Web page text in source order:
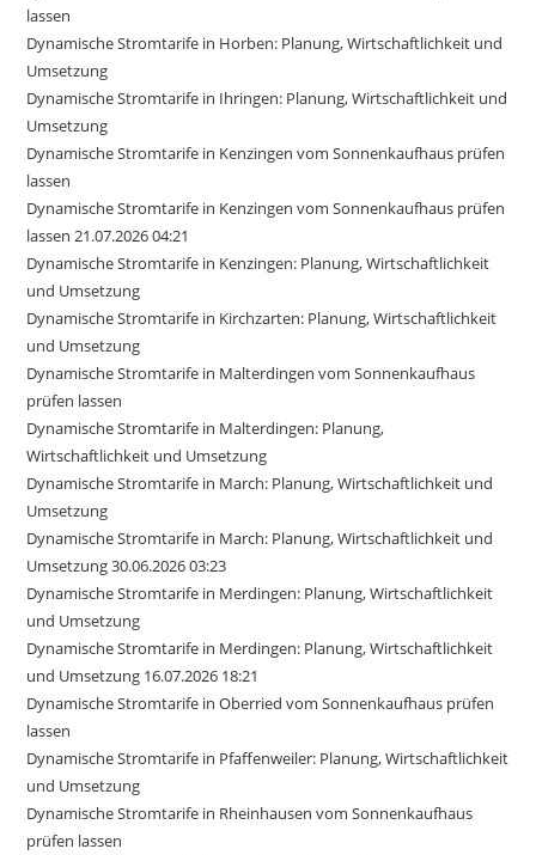
lassen
Dynamische Stromtarife in Horben: Planung, Wirtschaftlichkeit und
Umsetzung
Dynamische Stromtarife in Ihringen: Planung, Wirtschaftlichkeit und
Umsetzung
Dynamische Stromtarife in Kenzingen vom Sonnenkaufhaus prüfen
lassen
Dynamische Stromtarife in Kenzingen vom Sonnenkaufhaus prüfen
lassen 21.07.2026 04:21
Dynamische Stromtarife in Kenzingen: Planung, Wirtschaftlichkeit
und Umsetzung
Dynamische Stromtarife in Kirchzarten: Planung, Wirtschaftlichkeit
und Umsetzung
Dynamische Stromtarife in Malterdingen vom Sonnenkaufhaus
prüfen lassen
Dynamische Stromtarife in Malterdingen: Planung,
Wirtschaftlichkeit und Umsetzung
Dynamische Stromtarife in March: Planung, Wirtschaftlichkeit und
Umsetzung
Dynamische Stromtarife in March: Planung, Wirtschaftlichkeit und
Umsetzung 30.06.2026 03:23
Dynamische Stromtarife in Merdingen: Planung, Wirtschaftlichkeit
und Umsetzung
Dynamische Stromtarife in Merdingen: Planung, Wirtschaftlichkeit
und Umsetzung 16.07.2026 18:21
Dynamische Stromtarife in Oberried vom Sonnenkaufhaus prüfen
lassen
Dynamische Stromtarife in Pfaffenweiler: Planung, Wirtschaftlichkeit
und Umsetzung
Dynamische Stromtarife in Rheinhausen vom Sonnenkaufhaus
prüfen lassen